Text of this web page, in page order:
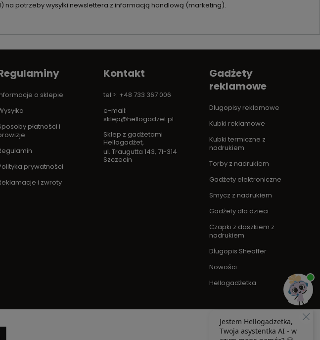
potrzeby wysyłki newslettera z informacją handlową (marketing).
o sklepie
płatności i
prywatności
i zwroty
Kontakt
tel.>: +48 733 367 006
e-mail:
sklep@hellogadzet.pl
Sklep z gadżetami
Hellogadżet,
ul. Traugutta 143, 71-314
Szczecin
Gadżety
reklamowe
Długopisy reklamowe
Kubki reklamowe
Kubki termiczne z
nadrukiem
Torby z nadrukiem
Gadżety elektroniczne
Smycz z nadrukiem
Gadżety dla dzieci
Czapki z daszkiem z
nadrukiem
Długopis Sheaffer
Nowości
Hellogadżetka